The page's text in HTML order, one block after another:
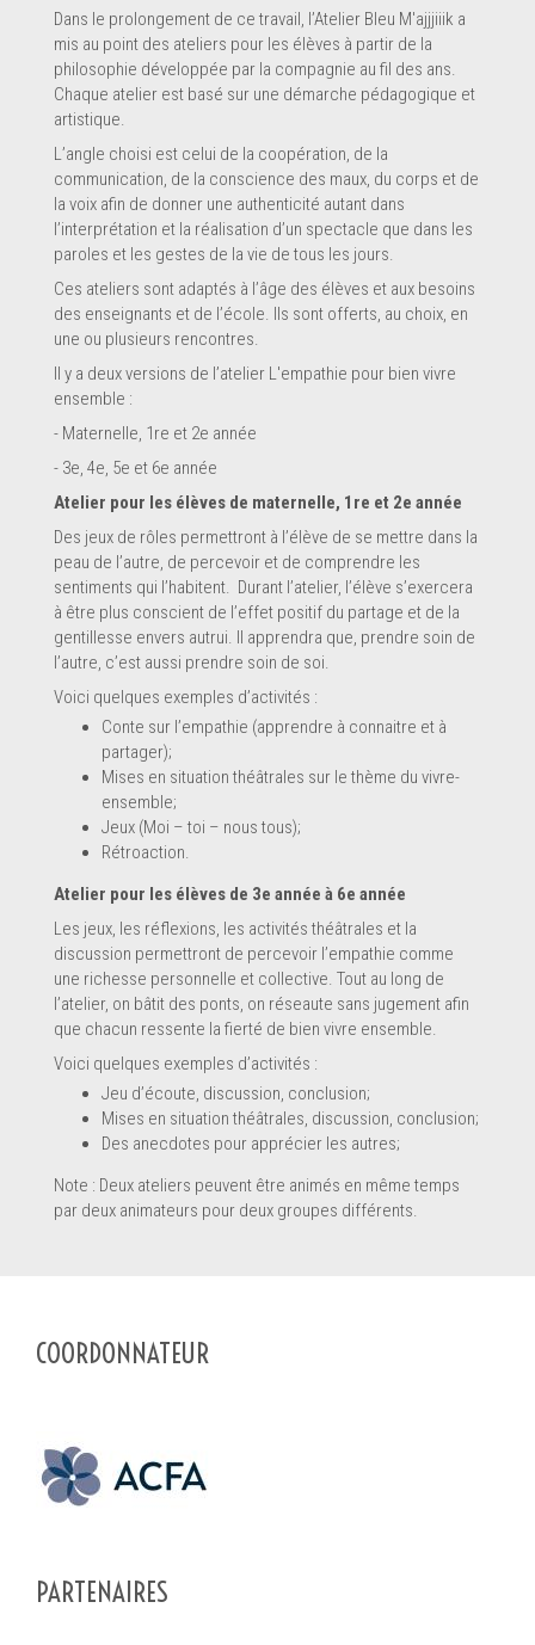
Dans le prolongement de ce travail, l’Atelier Bleu M'ajjjiiik a
mis au point des ateliers pour les élèves à partir de la
philosophie développée par la compagnie au fil des ans.
Chaque atelier est basé sur une démarche pédagogique et
artistique.
L’angle choisi est celui de la coopération, de la
communication, de la conscience des maux, du corps et de
la voix afin de donner une authenticité autant dans
l’interprétation et la réalisation d’un spectacle que dans les
paroles et les gestes de la vie de tous les jours.
Ces ateliers sont adaptés à l’âge des élèves et aux besoins
des enseignants et de l’école. Ils sont offerts, au choix, en
une ou plusieurs rencontres.
Il y a deux versions de l’atelier L'empathie pour bien vivre
ensemble :
- Maternelle, 1re et 2e année
- 3e, 4e, 5e et 6e année
Atelier pour les élèves de maternelle, 1re et 2e année
Des jeux de rôles permettront à l’élève de se mettre dans la
peau de l’autre, de percevoir et de comprendre les
sentiments qui l’habitent. Durant l’atelier, l’élève s’exercera
à être plus conscient de l’effet positif du partage et de la
gentillesse envers autrui. Il apprendra que, prendre soin de
l’autre, c’est aussi prendre soin de soi.
Voici quelques exemples d’activités :
Conte sur l’empathie (apprendre à connaitre et à
partager);
Mises en situation théâtrales sur le thème du vivre-
ensemble;
Jeux (Moi – toi – nous tous);
Rétroaction.
Atelier pour les élèves de 3e année à 6e année
Les jeux, les réflexions, les activités théâtrales et la
discussion permettront de percevoir l’empathie comme
une richesse personnelle et collective. Tout au long de
l’atelier, on bâtit des ponts, on réseaute sans jugement afin
que chacun ressente la fierté de bien vivre ensemble.
Voici quelques exemples d’activités :
Jeu d’écoute, discussion, conclusion;
Mises en situation théâtrales, discussion, conclusion;
Des anecdotes pour apprécier les autres;
Note : Deux ateliers peuvent être animés en même temps
par deux animateurs pour deux groupes différents.
COORDONNATEUR
PARTENAIRES